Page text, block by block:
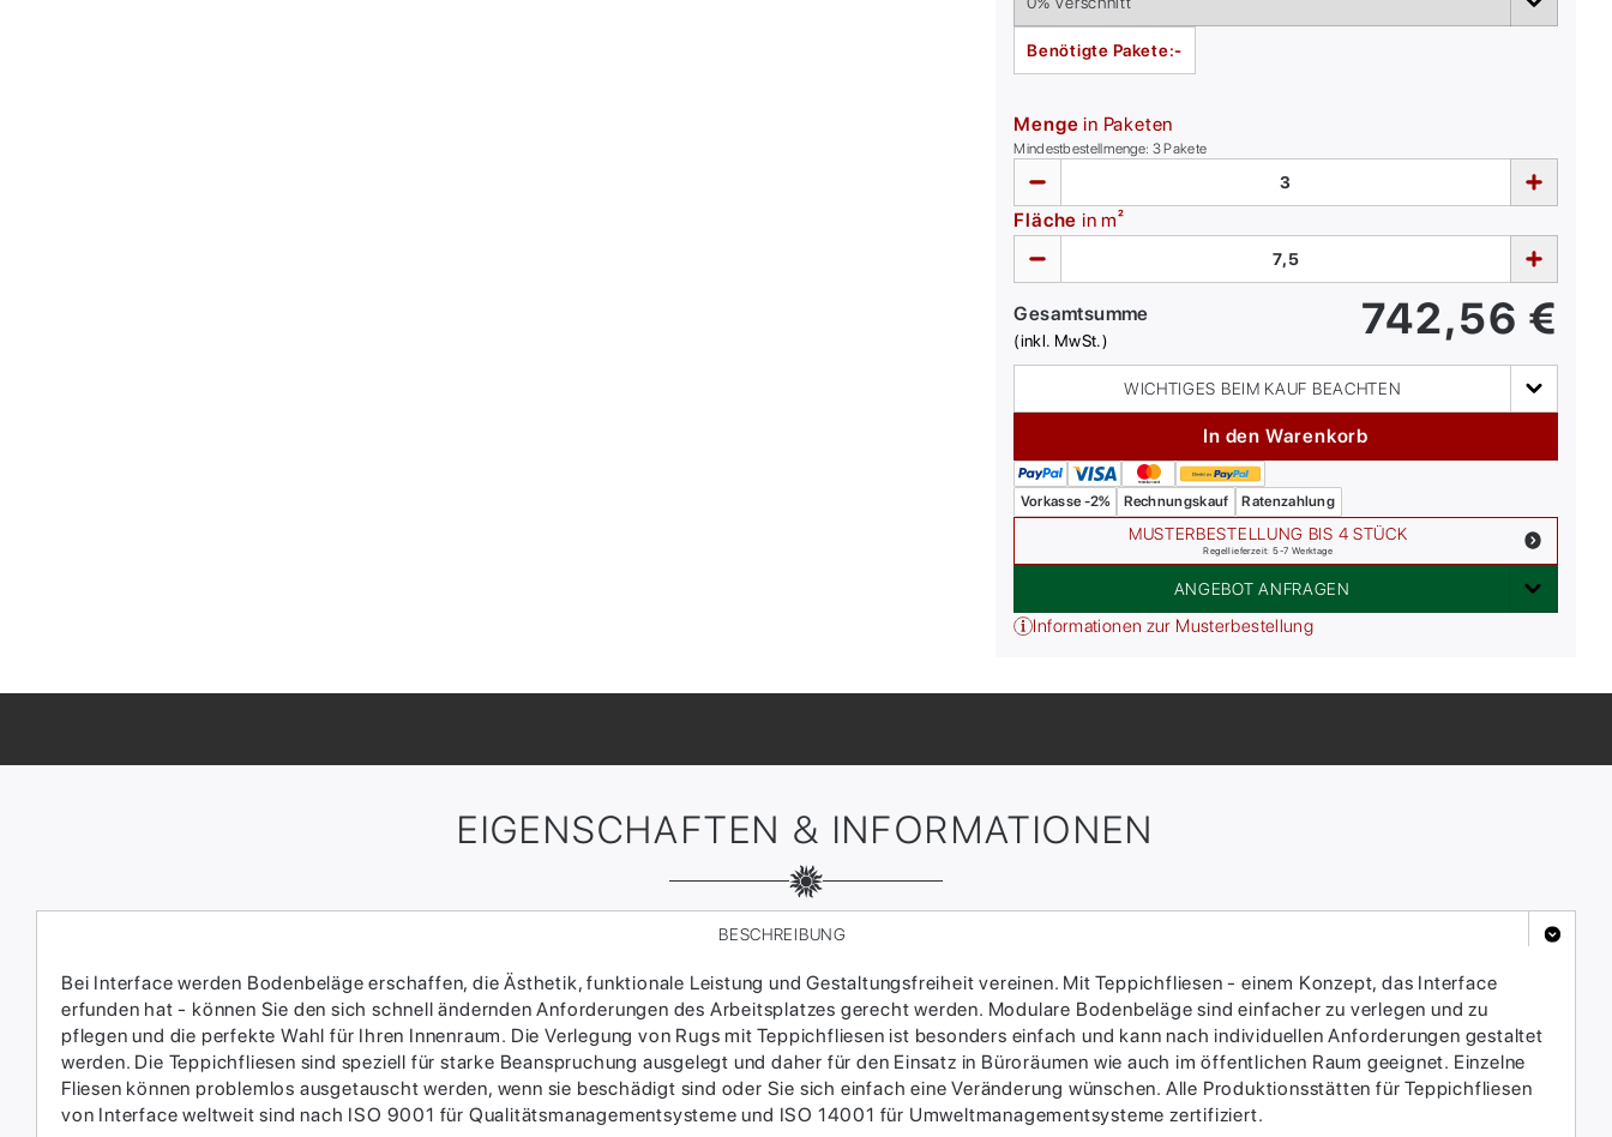
Benötigte Pakete:-
Menge in Paketen
Mindestbestellmenge: 3Pakete
Fläche in m²
Gesamtsumme
(inkl. MwSt.) 742,56 €
WICHTIGES BEIM KAUF BEACHTEN
In den Warenkorb
Vorkasse -2% Rechnungskauf Ratenzahlung
MUSTERBESTELLUNG BIS 4 STÜCK
Regellieferzeit: 5-7 Werktage
ANGEBOT ANFRAGEN
Informationen zur Musterbestellung
EIGENSCHAFTEN & INFORMATIONEN
BESCHREIBUNG
Bei Interface werden Bodenbeläge erschaffen, die Ästhetik, funktionale Leistung und Gestaltungsfreiheit vereinen. Mit Teppichfliesen - einem Konzept, das Interface
erfunden hat - können Sie den sich schnell ändernden Anforderungen des Arbeitsplatzes gerecht werden. Modulare Bodenbeläge sind einfacher zu verlegen und zu
pflegen und die perfekte Wahl für Ihren Innenraum.​ Die Verlegung von Rugs mit Teppichfliesen ist besonders einfach und kann nach individuellen Anforderungen gestaltet
werden.​ Die Teppichfliesen sind speziell für starke Beanspruchung ausgelegt und daher für den Einsatz in Büroräumen wie auch im öffentlichen Raum geeignet. Einzelne
Fliesen können problemlos ausgetauscht werden, wenn sie beschädigt sind oder Sie sich einfach eine Veränderung wünschen. Alle Produktionsstätten für Teppichfliesen
von Interface weltweit sind nach ISO 9001 für Qualitätsmanagementsysteme und ISO 14001 für Umweltmanagementsysteme zertifiziert.